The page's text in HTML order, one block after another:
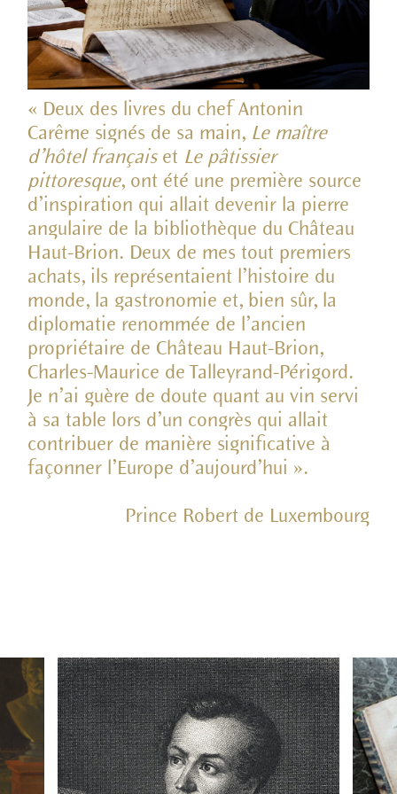
« Deux des livres du chef Antonin
Carême signés de sa main, Le maître
d’hôtel françaiset Le pâtissier
pittoresque, ont été une première source
d’inspiration qui allait devenir la pierre
angulaire de la bibliothèque du Château
Haut-Brion. Deux de mes tout premiers
achats, ils représentaient l’histoire du
monde, la gastronomie et, bien sûr, la
diplomatie renommée de l’ancien
propriétaire de Château Haut-Brion,
Charles-Maurice de Talleyrand-Périgord.
Je n’ai guère de doute quant au vin servi
à sa table lors d’un congrès qui allait
contribuer de manière significative à
façonner l’Europe d’aujourd’hui ».
Prince Robert de Luxembourg